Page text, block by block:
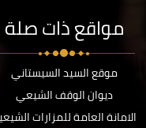
مواقع ذات صلة
موقع السيد السيستاني
ديوان الوقف الشيعي
الامانة العامة للمزارات